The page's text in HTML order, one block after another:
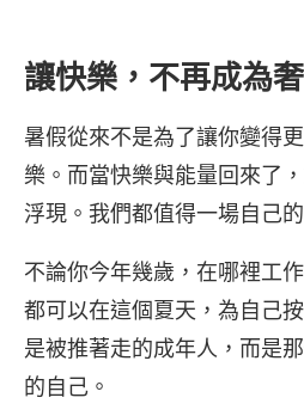
讓快樂，不再成為
暑假從來不是為了讓你變得
樂。而當快樂與能量回來了
浮現。我們都值得一場自己的
不論你今年幾歲，在哪裡工
都可以在這個夏天，為自己
是被推著走的成年人，而是
的自己。